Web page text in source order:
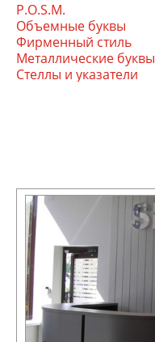
P.O.S.M.
Объемные буквы
Фирменный стиль
Ме­тал­ли­чес­кие бук­вы
Стел­лы и ука­зате­ли